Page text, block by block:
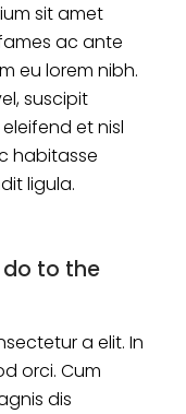
sit amet
ac ante
eu lorem nibh.
suscipit
et nisl
habitasse
ligula.
do to the
a elit. In
orci. Cum
dis